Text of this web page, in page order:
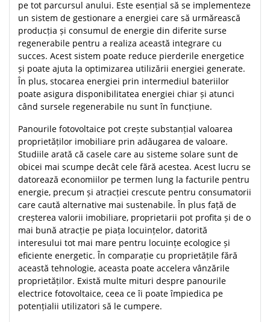
pe tot parcursul anului. Este esențial să se implementeze
un sistem de gestionare a energiei care să urmărească
producția și consumul de energie din diferite surse
regenerabile pentru a realiza această integrare cu
succes. Acest sistem poate reduce pierderile energetice
și poate ajuta la optimizarea utilizării energiei generate.
În plus, stocarea energiei prin intermediul bateriilor
poate asigura disponibilitatea energiei chiar și atunci
când sursele regenerabile nu sunt în funcțiune.
Panourile fotovoltaice pot crește substanțial valoarea
proprietăților imobiliare prin adăugarea de valoare.
Studiile arată că casele care au sisteme solare sunt de
obicei mai scumpe decât cele fără acestea. Acest lucru se
datorează economiilor pe termen lung la facturile pentru
energie, precum și atracției crescute pentru consumatorii
care caută alternative mai sustenabile. În plus față de
creșterea valorii imobiliare, proprietarii pot profita și de o
mai bună atracție pe piața locuințelor, datorită
interesului tot mai mare pentru locuințe ecologice și
eficiente energetic. În comparație cu proprietățile fără
această tehnologie, aceasta poate accelera vânzările
proprietăților. Există multe mituri despre panourile
electrice fotovoltaice, ceea ce îi poate împiedica pe
potențialii utilizatori să le cumpere.